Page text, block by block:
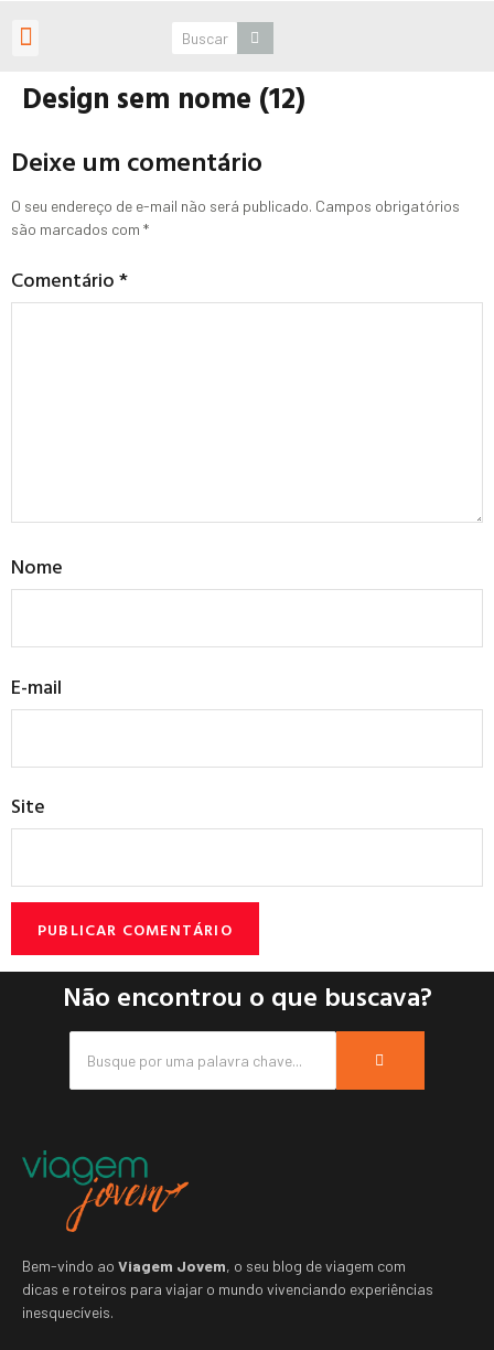
Design sem nome (12)
Deixe um comentário
O seu endereço de e-mail não será publicado. Campos obrigatórios
são marcados com *
Comentário*
Nome
E-mail
Site
Não encontrou o que buscava?
Bem-vindo ao Viagem Jovem, o seu blog de viagem com
dicas e roteiros para viajar o mundo vivenciando experiências
inesquecíveis.